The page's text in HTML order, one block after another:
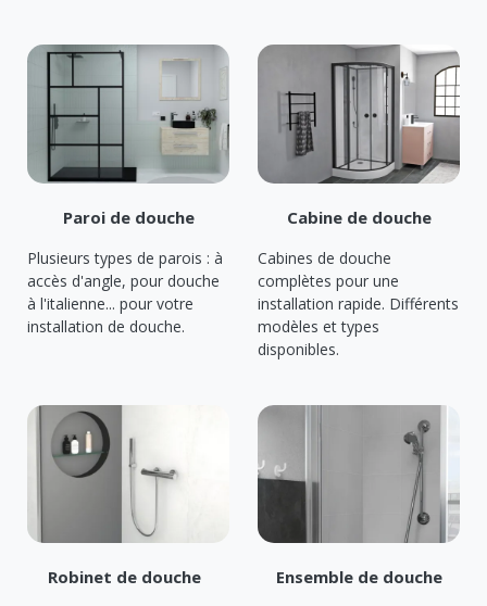
Paroi de douche
Plusieurs types de parois : à
accès d'angle, pour douche
à l'italienne... pour votre
installation de douche.
Cabine de douche
Cabines de douche
complètes pour une
installation rapide. Différents
modèles et types
disponibles.
Robinet de douche Ensemble de douche